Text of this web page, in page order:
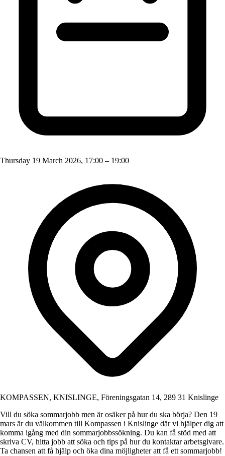
Thursday 19 March 2026, 17:00 – 19:00
KOMPASSEN, KNISLINGE, Föreningsgatan 14, 289 31 Knislinge
Vill du söka sommarjobb men är osäker på hur du ska börja? Den 19
mars är du välkommen till Kompassen i Knislinge där vi hjälper dig att
komma igång med din sommarjobbssökning. Du kan få stöd med att
skriva CV, hitta jobb att söka och tips på hur du kontaktar arbetsgivare.
Ta chansen att få hjälp och öka dina möjligheter att få ett sommarjobb!